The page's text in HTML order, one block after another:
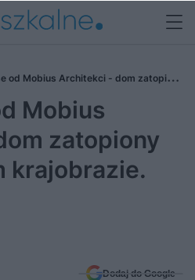
od Mobius Architekci - dom zatopiony
Mobius
zatopiony
krajobrazie.
Dodaj do Google